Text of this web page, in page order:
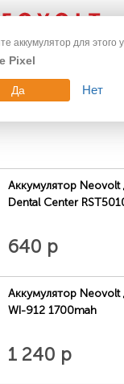
дома
зубных щеток,
Аккумулятор
Dental Center
640 р
Аккумулятор Neovolt
WI-912 1700mah
1 240 р
аккумулятор для этого
Pixel
Да Нет